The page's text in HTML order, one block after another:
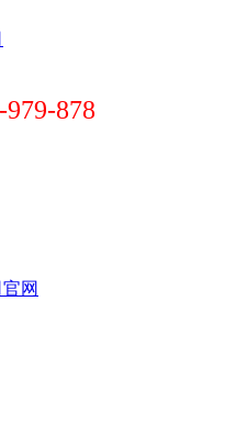
878